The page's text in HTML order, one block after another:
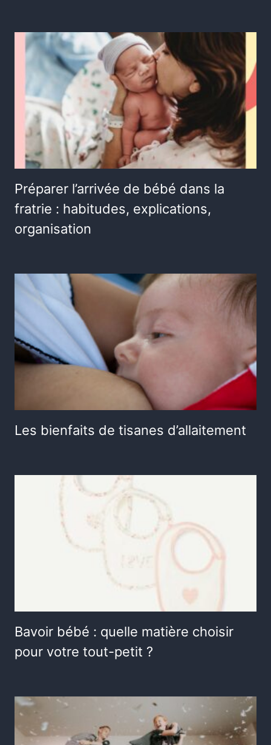
Préparer l’arrivée de bébé dans la
fratrie : habitudes, explications,
organisation
Les bienfaits de tisanes d’allaitement
Bavoir bébé : quelle matière choisir
pour votre tout-petit ?